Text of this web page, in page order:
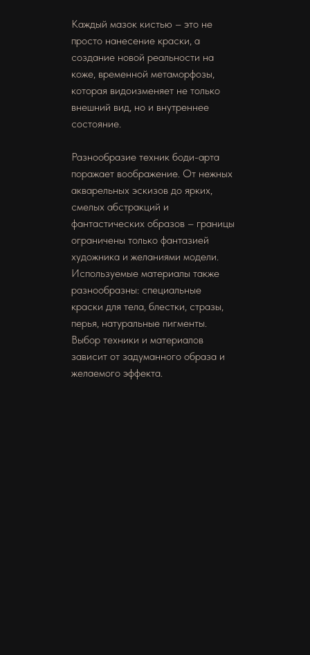
Каждый мазок кистью – это не
просто нанесение краски, а
создание новой реальности на
коже, временной метаморфозы,
которая видоизменяет не только
внешний вид, но и внутреннее
состояние.
Разнообразие техник боди-арта
поражает воображение. От нежных
акварельных эскизов до ярких,
смелых абстракций и
фантастических образов – границы
ограничены только фантазией
художника и желаниями модели.
Используемые материалы также
разнообразны: специальные
краски для тела, блестки, стразы,
перья, натуральные пигменты.
Выбор техники и материалов
зависит от задуманного образа и
желаемого эффекта.